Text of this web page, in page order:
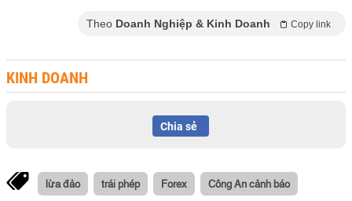
Theo Doanh Nghiệp & Kinh Doanh Copy link
KINH DOANH
Chia sẻ
lừa đảo trái phép Forex Công An cảnh báo